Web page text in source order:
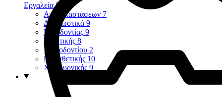
Εργαλεία 58
Αποκαταστάσεων 7
Διαγνωστικά 9
Ενδοδοντίας 9
Εξακτικής 8
Περιοδοντίου 2
Προσθετικής 10
Χειρουργικής 9